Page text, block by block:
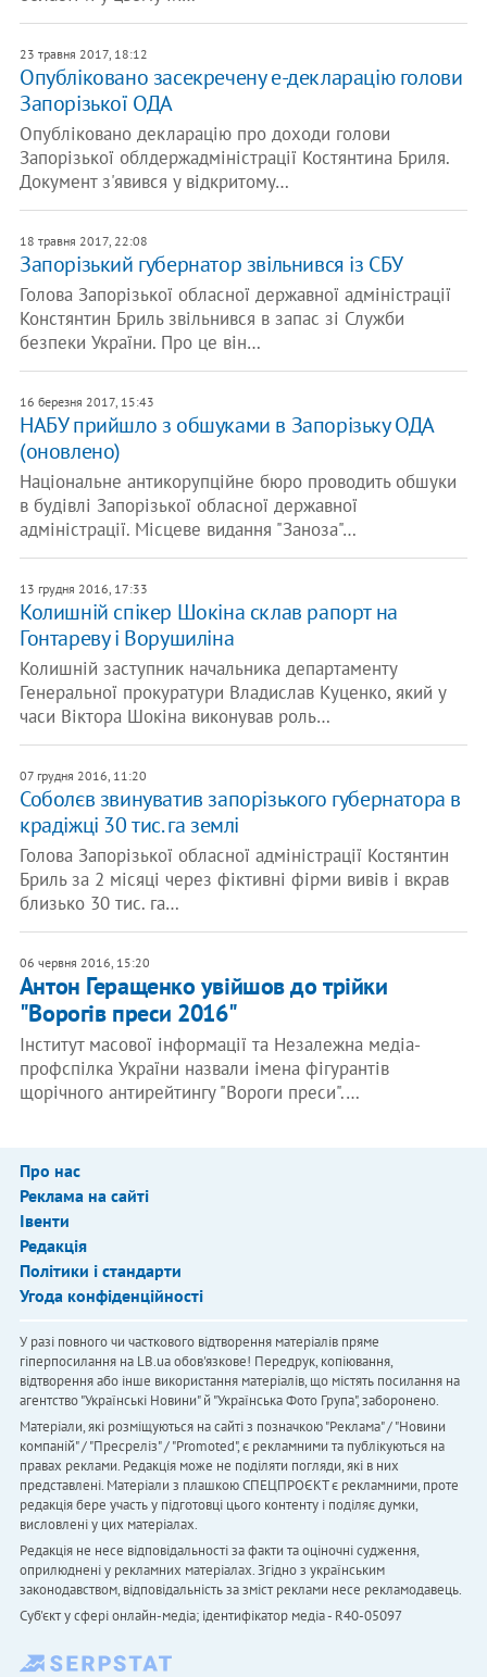
23 травня 2017, 18:12
Опубліковано засекречену е-декларацію голови
Запорізької ОДА
Опубліковано декларацію про доходи голови
Запорізької облдержадміністрації Костянтина Бриля.
Документ з'явився у відкритому…
18 травня 2017, 22:08
Запорізький губернатор звільнився із СБУ
Голова Запорізької обласної державної адміністрації
Констянтин Бриль звільнився в запас зі Служби
безпеки України. Про це він…
16 березня 2017, 15:43
НАБУ прийшло з обшуками в Запорізьку ОДА
(оновлено)
Національне антикорупційне бюро проводить обшуки
в будівлі Запорізької обласної державної
адміністрації. Місцеве видання "Заноза"…
13 грудня 2016, 17:33
Колишній спікер Шокіна склав рапорт на
Гонтареву і Ворушиліна
Колишній заступник начальника департаменту
Генеральної прокуратури Владислав Куценко, який у
часи Віктора Шокіна виконував роль…
07 грудня 2016, 11:20
Соболєв звинуватив запорізького губернатора в
крадіжці 30 тис. га землі
Голова Запорізької обласної адміністрації Костянтин
Бриль за 2 місяці через фіктивні фірми вивів і вкрав
близько 30 тис. га…
06 червня 2016, 15:20
Антон Геращенко увійшов до трійки
"Ворогів преси 2016"
Інститут масової інформації та Незалежна медіа-
профспілка України назвали імена фігурантів
щорічного антирейтингу "Вороги преси".…
Про нас
Реклама на сайті
Івенти
Редакція
Політики і стандарти
Угода конфіденційності
У разі повного чи часткового відтворення матеріалів пряме
гіперпосилання на LB.ua обов'язкове! Передрук, копіювання,
відтворення або інше використання матеріалів, що містять посилання на
агентство "Українськi Новини" й "Українська Фото Група", заборонено.
Матеріали, які розміщуються на сайті з позначкою "Реклама" / "Новини
компаній" / "Пресреліз" / "Promoted", є рекламними та публікуються на
правах реклами. Редакція може не поділяти погляди, які в них
представлені. Матеріали з плашкою СПЕЦПРОЄКТ є рекламними, проте
редакція бере участь у підготовці цього контенту і поділяє думки,
висловлені у цих матеріалах.
Редакція не несе відповідальності за факти та оціночні судження,
оприлюднені у рекламних матеріалах. Згідно з українським
законодавством, відповідальність за зміст реклами несе рекламодавець.
Cуб'єкт у сфері онлайн-медіа; ідентифікатор медіа - R40-05097